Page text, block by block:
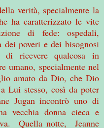
verità, specialmente la
ha caratterizzato le vite
di fede: ospedali,
dei poveri e dei bisognosi
di ricevere qualcosa in
umano, specialmente nel
amato da Dio, che Dio
Lui stesso, così da poter
Jugan incontrò uno di
vecchia donna cieca e
Quella notte, Jeanne